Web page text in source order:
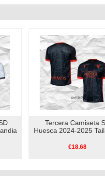
Tercera Camiseta
Huesca 2024-2025
€18.68